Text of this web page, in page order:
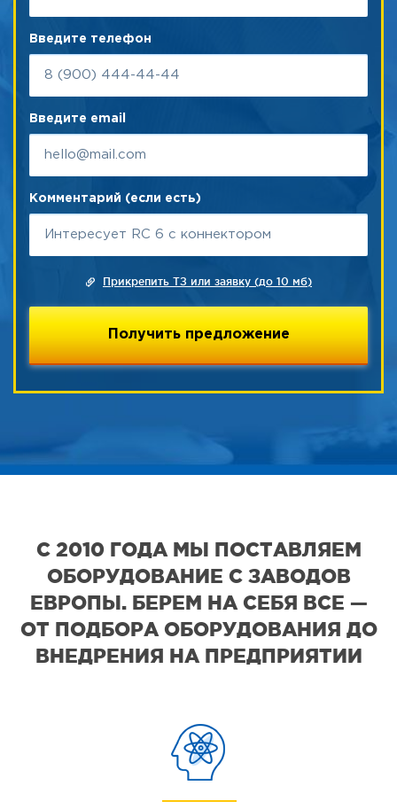
Введите телефон
Введите email
Комментарий (если есть)
Прикрепить ТЗ или заявку (до 10 мб)
С 2010 ГОДА МЫ ПОСТАВЛЯЕМ
ОБОРУДОВАНИЕ С ЗАВОДОВ
ЕВРОПЫ. БЕРЕМ НА СЕБЯ ВСЕ —
ОТ ПОДБОРА ОБОРУДОВАНИЯ ДО
ВНЕДРЕНИЯ НА ПРЕДПРИЯТИИ